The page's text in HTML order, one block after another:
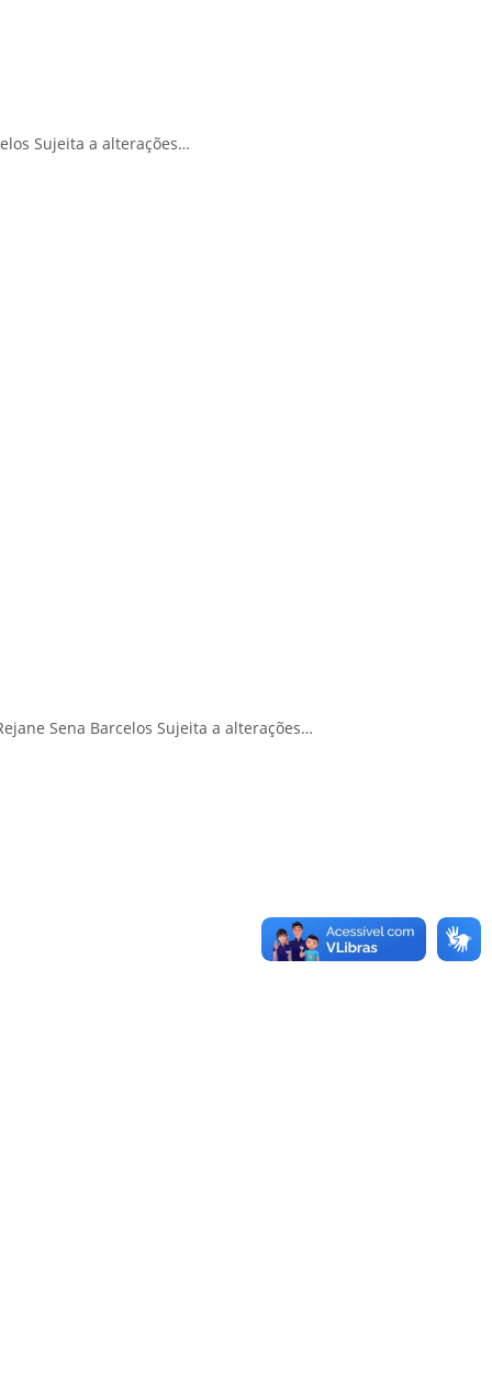
Sujeita a alterações…
Sena Barcelos Sujeita a alterações…